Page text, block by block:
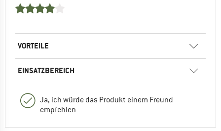
VORTEILE
EINSATZBEREICH
Ja, ich würde das Produkt einem Freund
empfehlen